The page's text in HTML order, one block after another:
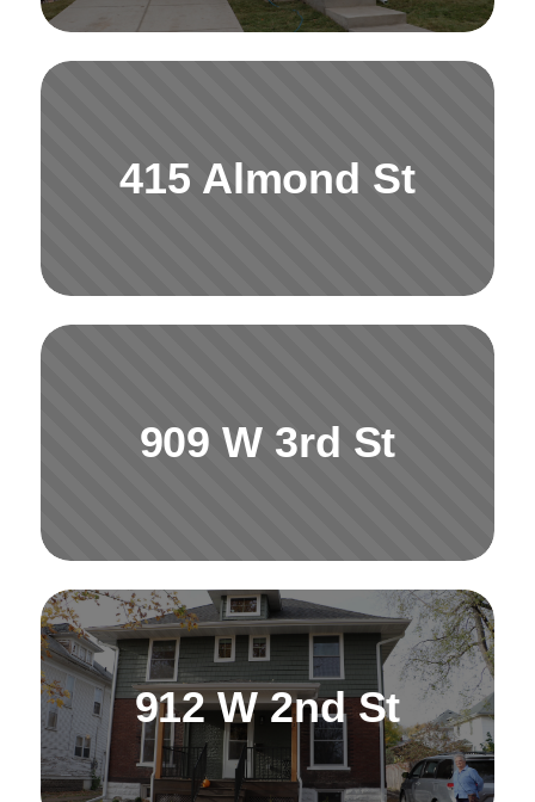
415 Almond St
909 W 3rd St
912 W 2nd St